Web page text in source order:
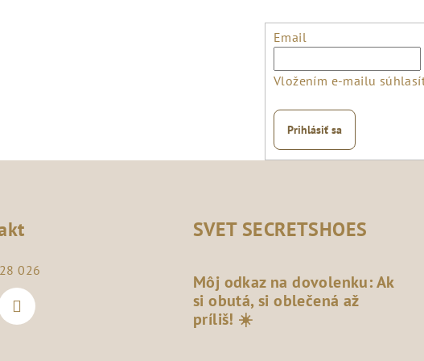
Email
Vložením e-mailu
Prihlásiť sa
026
SVET SECRETSHOES
Môj odkaz na dovolenku: Ak
si obutá, si oblečená až
príliš! ☀️